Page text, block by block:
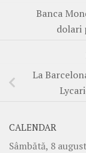
Banca
dolari
La
CALENDAR
Sâmbătă, 8